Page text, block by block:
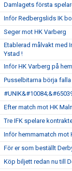
Damlagets första
Inför Redbergslids IK
Seger mot HK Varberg
Etablerad målvakt med
Ystad !
Inför HK Varberg på
Pusselbitarna börja
Efter match mot HK
Tre IFK spelare
Inför hemmamatch mot
För er som beställt
Köp biljett redan nu till